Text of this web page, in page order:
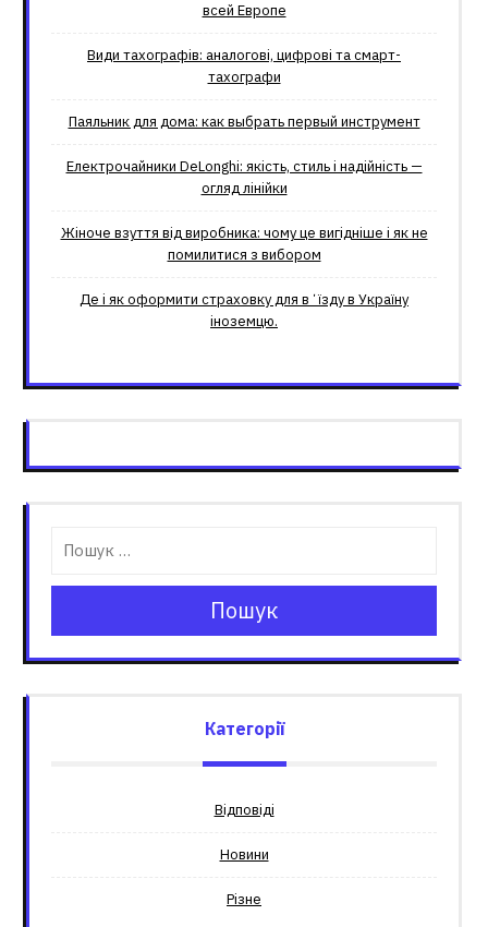
всей Европе
Види тахографів: аналогові, цифрові та смарт-
тахографи
Паяльник для дома: как выбрать первый инструмент
Електрочайники DeLonghi: якість, стиль і надійність —
огляд лінійки
Жіноче взуття від виробника: чому це вигідніше і як не
помилитися з вибором
Де і як оформити страховку для вʼїзду в Україну
іноземцю.
Пошук
Категорії
Відповіді
Новини
Різне